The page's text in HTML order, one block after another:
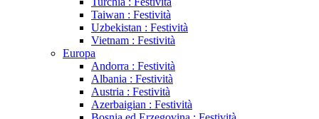
Taiwan : Festività
Uzbekistan : Festività
Vietnam : Festività
Europa
Andorra : Festività
Albania : Festività
Austria : Festività
Azerbaigian : Festività